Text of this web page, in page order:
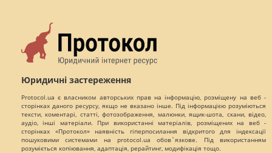
Юридичні застереження
Protocol.ua є власником авторських прав на інформацію, розміщену на веб -
сторінках даного ресурсу, якщо не вказано інше. Під інформацією розуміються
тексти, коментарі, статті, фотозображення, малюнки, ящик-шота, скани, відео,
аудіо, інші матеріали. При використанні матеріалів, розміщених на веб -
сторінках «Протокол» наявність гіперпосилання відкритого для індексації
пошуковими системами на protocol.ua обов`язкове. Під використанням
розуміється копіювання, адаптація, рерайтинг, модифікація тощо.